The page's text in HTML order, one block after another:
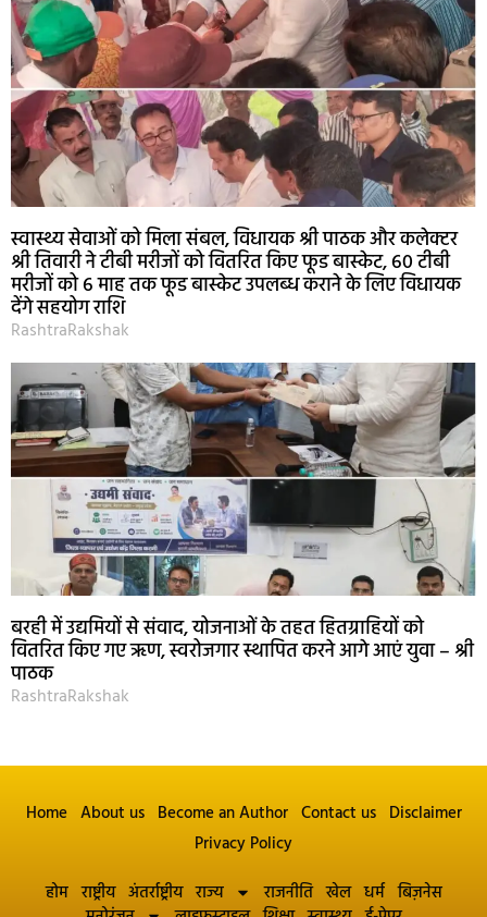
स्वास्थ्य सेवाओं को मिला संबल, विधायक श्री पाठक और कलेक्टर
श्री तिवारी ने टीबी मरीजों को वितरित किए फूड बास्केट, 60 टीबी
मरीजों को 6 माह तक फूड बास्केट उपलब्ध कराने के लिए विधायक
देंगे सहयोग राशि
RashtraRakshak
बरही में उद्यमियों से संवाद, योजनाओं के तहत हितग्राहियों को
वितरित किए गए ऋण, स्वरोजगार स्थापित करने आगे आएं युवा – श्री
पाठक
RashtraRakshak
Home About us Become an Author Contact us Disclaimer
Privacy Policy
होम राष्ट्रीय अंतर्राष्ट्रीय राज्य राजनीति खेल धर्म बिज़नेस